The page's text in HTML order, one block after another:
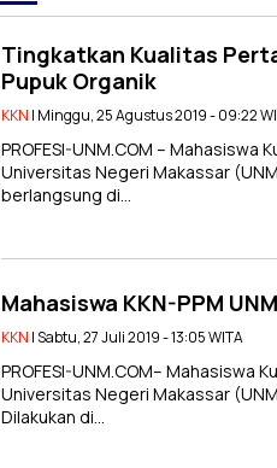
Tingkatkan Kualitas
Pupuk Organik
KKN | Minggu, 25 Agustus 2019 - 09:22
PROFESI-UNM.COM – Mahasiswa
Universitas Negeri Makassar
berlangsung di…
Mahasiswa KKN-PPM
KKN | Sabtu, 27 Juli 2019 - 13:05 WITA
PROFESI-UNM.COM– Mahasiswa
Universitas Negeri Makassar
Dilakukan di…